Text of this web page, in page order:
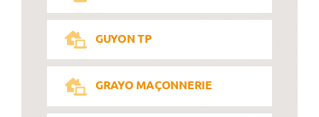
GUYON TP
GRAYO MAÇONNERIE